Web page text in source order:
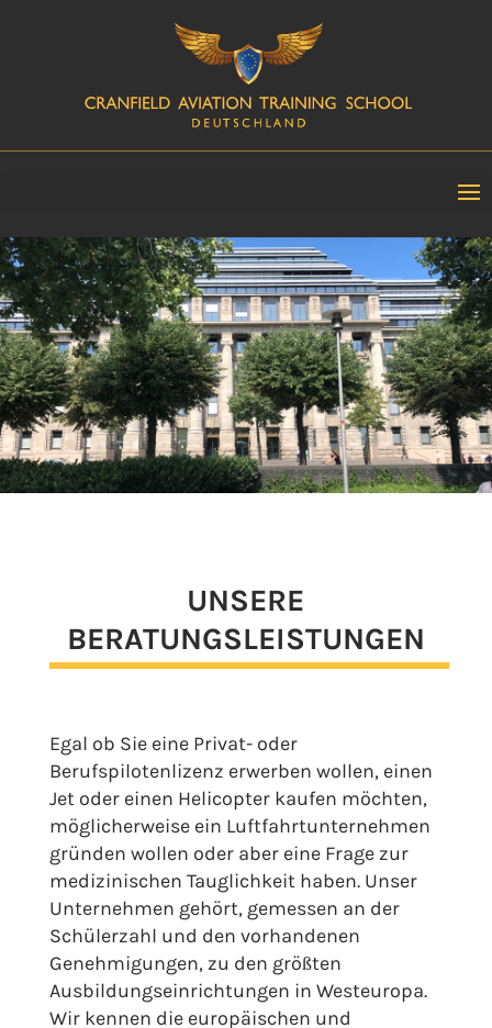
UNSERE
BERATUNGSLEISTUNGEN
Egal ob Sie eine Privat- oder
Berufspilotenlizenz erwerben wollen, einen
Jet oder einen Helicopter kaufen möchten,
möglicherweise ein Luftfahrtunternehmen
gründen wollen oder aber eine Frage zur
medizinischen Tauglichkeit haben. Unser
Unternehmen gehört, gemessen an der
Schülerzahl und den vorhandenen
Genehmigungen, zu den größten
Ausbildungseinrichtungen in Westeuropa.
Wir kennen die europäischen und